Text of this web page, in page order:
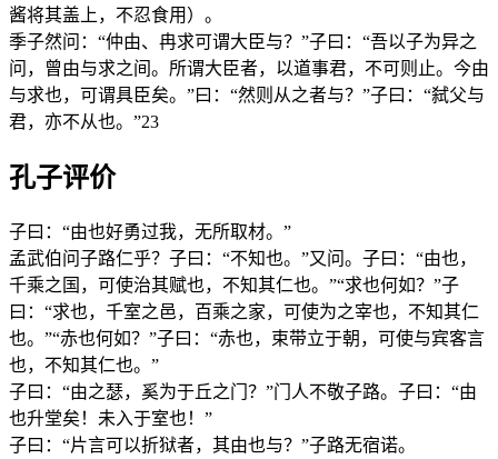
酱将其盖上，不忍食用）。
季子然问：“仲由、冉求可谓大臣与？”子曰：“吾以子为异之
问，曾由与求之间。所谓大臣者，以道事君，不可则止。今由
与求也，可谓具臣矣。”曰：“然则从之者与？”子曰：“弑父与
君，亦不从也。”23
孔子评价
子曰：“由也好勇过我，无所取材。”
孟武伯问子路仁乎？子曰：“不知也。”又问。子曰：“由也，
千乘之国，可使治其赋也，不知其仁也。”“求也何如？”子
曰：“求也，千室之邑，百乘之家，可使为之宰也，不知其仁
也。”“赤也何如？”子曰：“赤也，束带立于朝，可使与宾客言
也，不知其仁也。”
子曰：“由之瑟，奚为于丘之门？”门人不敬子路。子曰：“由
也升堂矣！未入于室也！”
子曰：“片言可以折狱者，其由也与？”子路无宿诺。